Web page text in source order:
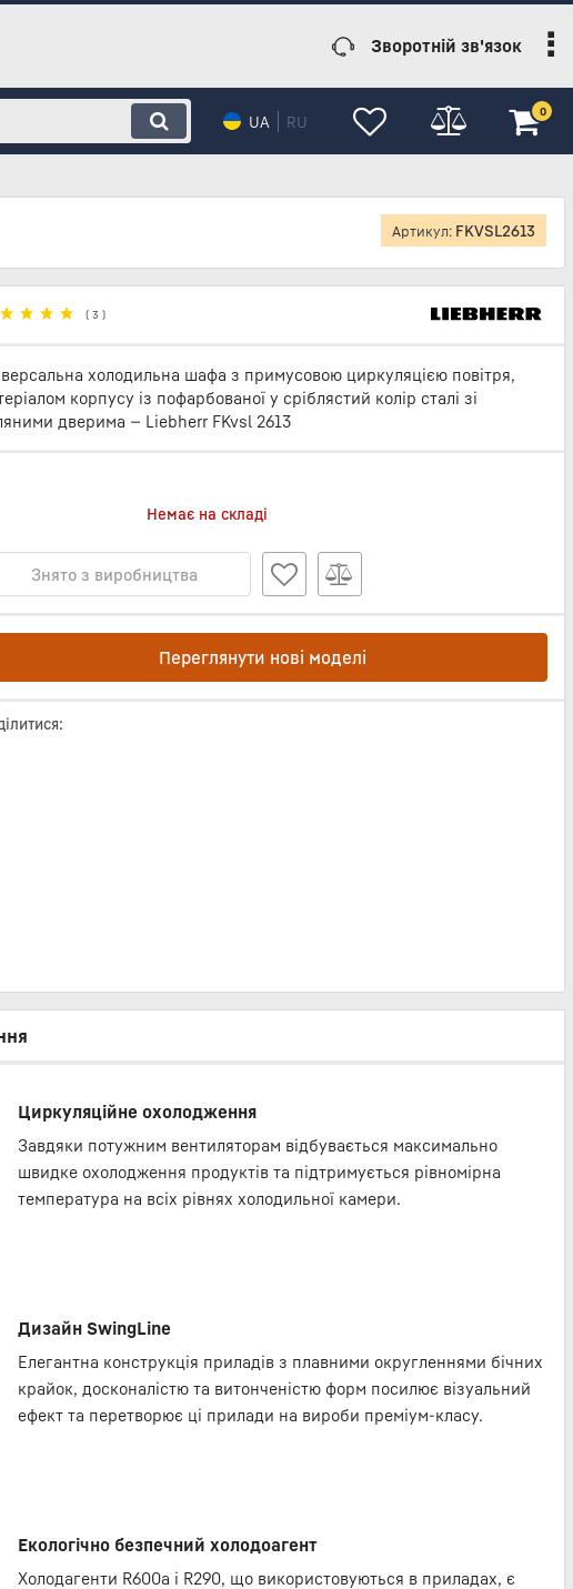
Зворотній зв'язок
RU
UA
0
Артикул: FKVSL2613
( 3 )
холодильна шафа з примусовою циркуляцією повітря,
корпусу із пофарбованої у сріблястий колір сталі зі
дверима — Liebherr FKvsl 2613
Немає на складі
Знято з виробництва
Переглянути нові моделі
Циркуляційне охолодження
Завдяки потужним вентиляторам відбувається максимально
швидке охолодження продуктів та підтримується рівномірна
температура на всіх рівнях холодильної камери.
Дизайн SwingLine
Елегантна конструкція приладів з плавними округленнями бічних
крайок, досконалістю та витонченістю форм посилює візуальний
ефект та перетворює ці прилади на вироби преміум-класу.
Екологічно безпечний холодоагент
Холодагенти R600a і R290, що використовуються в приладах, є